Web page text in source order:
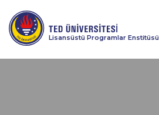
Lisansüstü Programlar Enstitüsü